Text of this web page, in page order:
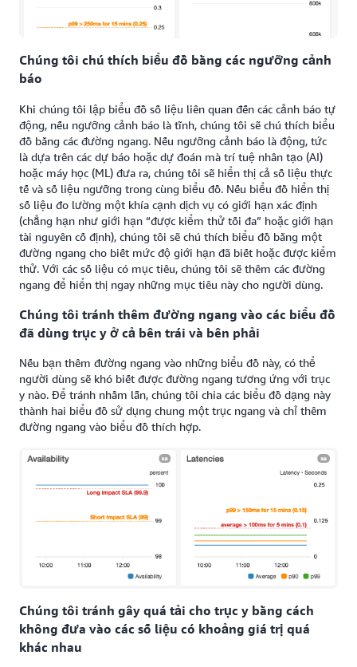
Chúng tôi chú thích biểu đồ bằng các ngưỡng cảnh
báo
Khi chúng tôi lập biểu đồ số liệu liên quan đến các cảnh báo tự
động, nếu ngưỡng cảnh báo là tĩnh, chúng tôi sẽ chú thích biểu
đồ bằng các đường ngang. Nếu ngưỡng cảnh báo là động, tức
là dựa trên các dự báo hoặc dự đoán mà trí tuệ nhân tạo (AI)
hoặc máy học (ML) đưa ra, chúng tôi sẽ hiển thị cả số liệu thực
tế và số liệu ngưỡng trong cùng biểu đồ. Nếu biểu đồ hiển thị
số liệu đo lường một khía cạnh dịch vụ có giới hạn xác định
(chẳng hạn như giới hạn “được kiểm thử tối đa” hoặc giới hạn
tài nguyên cố định), chúng tôi sẽ chú thích biểu đồ bằng một
đường ngang cho biết mức độ giới hạn đã biết hoặc được kiểm
thử. Với các số liệu có mục tiêu, chúng tôi sẽ thêm các đường
ngang để hiển thị ngay những mục tiêu này cho người dùng.
Chúng tôi tránh thêm đường ngang vào các biểu đồ
đã dùng trục y ở cả bên trái và bên phải
Nếu bạn thêm đường ngang vào những biểu đồ này, có thể
người dùng sẽ khó biết được đường ngang tương ứng với trục
y nào. Để tránh nhầm lẫn, chúng tôi chia các biểu đồ dạng này
thành hai biểu đồ sử dụng chung một trục ngang và chỉ thêm
đường ngang vào biểu đồ thích hợp.
Chúng tôi tránh gây quá tải cho trục y bằng cách
không đưa vào các số liệu có khoảng giá trị quá
khác nhau